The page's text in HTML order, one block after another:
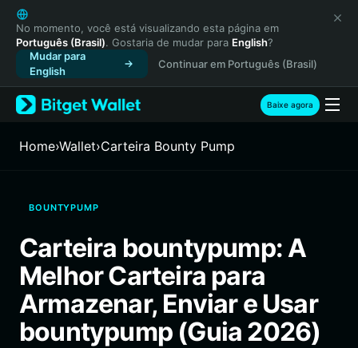
English
日本語
Tiếng Việt
Русский
Español (Latinoamérica)
Türkçe
Français
繁體中文
Bahasa Indonesia
ภาษาไทย
Español
Português (Brasil)
No momento, você está visualizando esta página em
Português (Brasil). Gostaria de mudar para English?
Mudar para
English
Continuar em Português (Brasil)
Baixe agora
Home›Wallet›Carteira Bounty Pump
BOUNTYPUMP
Carteira bountypump: A
Melhor Carteira para
Armazenar, Enviar e Usar
bountypump (Guia 2026)